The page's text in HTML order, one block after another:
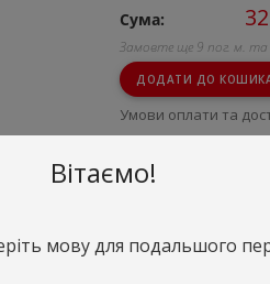
Сума:
Замовте ще 9 пог. м.
ДОДАТИ ДО
Умови оплати та
Умови повернення
Вітаємо!
мову для подальшого